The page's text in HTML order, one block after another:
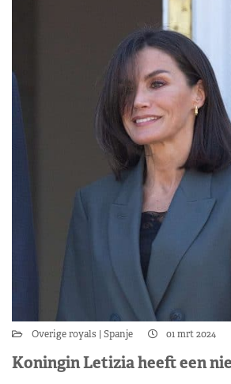
Overige royals Spanje 01 mrt 2024
Koningin Letizia heeft een